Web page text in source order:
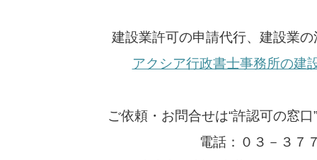
建設業許可の申請代行、建設業
アクシア行政書士事務所の建
ご依頼・お問合せは“許認可の窓口”
電話：０３－３７